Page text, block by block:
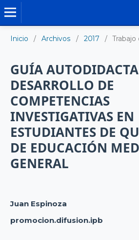
Inicio / Archivos / 2017 / Trabajo
GUÍA
DESARROLLO DE
COMPETENCIAS
INVESTIGATIVAS EN
ESTUDIANTES DE
DE EDUCACIÓN
GENERAL
Juan Espinoza
promocion.difusion.ipb